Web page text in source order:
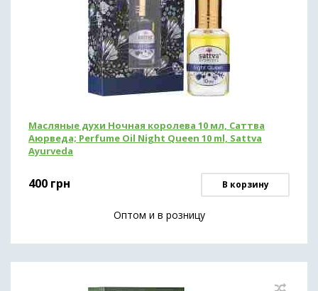
Масляные духи Ночная королева 10 мл, Саттва
Аюрведа; Perfume Oil Night Queen 10 ml, Sattva
Ayurveda
400 грн В корзину
Оптом и в розницу